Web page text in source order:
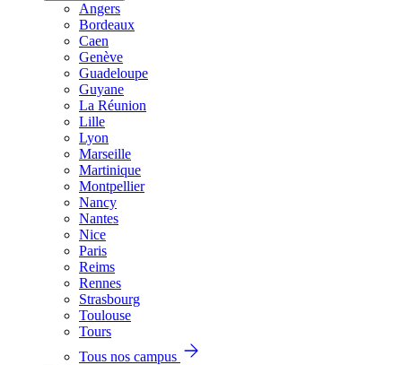
Angers
Bordeaux
Caen
Genève
Guadeloupe
Guyane
La Réunion
Lille
Lyon
Marseille
Martinique
Montpellier
Nancy
Nantes
Nice
Paris
Reims
Rennes
Strasbourg
Toulouse
Tours
Tous nos campus